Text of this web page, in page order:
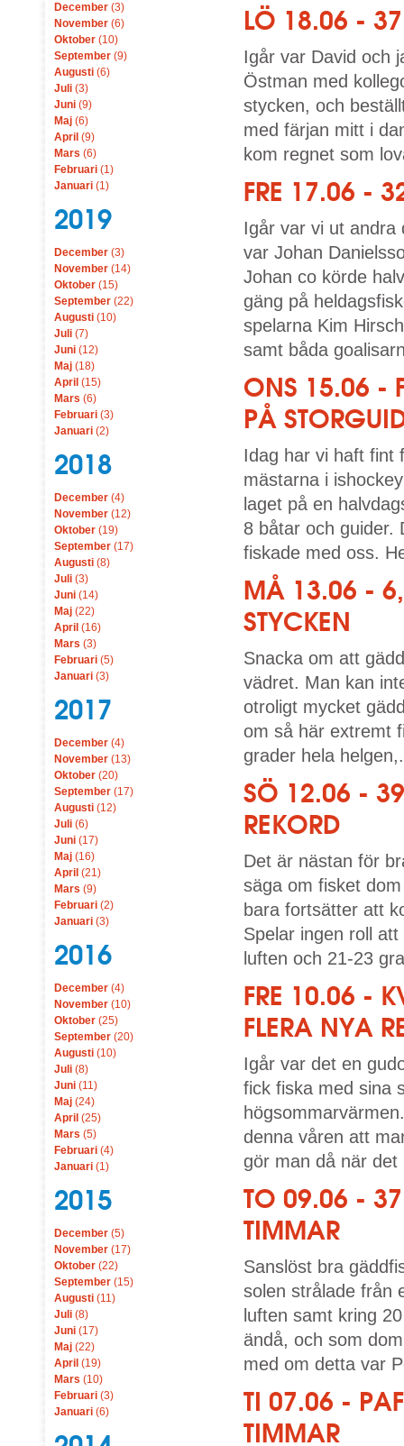
December (3)
November (6)
Oktober (10)
September (9)
Augusti (6)
Juli (3)
Juni (9)
Maj (6)
April (9)
Mars (6)
Februari (1)
Januari (1)
2019
December (3)
November (14)
Oktober (15)
September (22)
Augusti (10)
Juli (7)
Juni (12)
Maj (18)
April (15)
Mars (6)
Februari (3)
Januari (2)
2018
December (4)
November (12)
Oktober (19)
September (17)
Augusti (8)
Juli (3)
Juni (14)
Maj (22)
April (16)
Mars (3)
Februari (5)
Januari (3)
2017
December (4)
November (13)
Oktober (20)
September (17)
Augusti (12)
Juli (6)
Juni (17)
Maj (16)
April (21)
Mars (9)
Februari (2)
Januari (3)
2016
December (4)
November (10)
Oktober (25)
September (20)
Augusti (10)
Juli (8)
Juni (11)
Maj (24)
April (25)
Mars (5)
Februari (4)
Januari (1)
2015
December (5)
November (17)
Oktober (22)
September (15)
Augusti (11)
Juli (8)
Juni (17)
Maj (22)
April (19)
Mars (10)
Februari (3)
Januari (6)
LÖ 18.06 -
Igår var David och
Östman med
stycken, och
med färjan mitt i
kom regnet som
FRE 17.06 -
Igår var vi ut andra
var Johan
Johan co körde
gäng på
spelarna Kim
samt båda
ONS 15.06 -
PÅ
Idag har vi haft fint
mästarna i
laget på en
8 båtar och guider.
fiskade med oss.
MÅ 13.06 -
STYCKEN
Snacka om att
vädret. Man kan
otroligt mycket
om så här extremt
grader hela
SÖ 12.06 -
REKORD
Det är nästan för
säga om fisket
bara fortsätter att
Spelar ingen roll
luften och 21-23
FRE 10.06 -
FLERA NYA
Igår var det en
fick fiska med sina
denna våren att
gör man då när det
TO 09.06 -
TIMMAR
Sanslöst bra
solen strålade från
luften samt kring
ändå, och som
med om detta var
TI 07.06 -
TIMMAR